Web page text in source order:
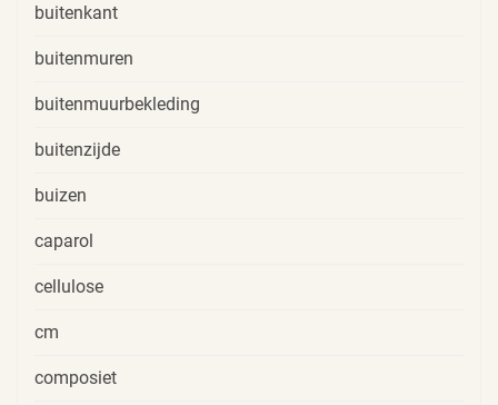
buitenkant
buitenmuren
buitenmuurbekleding
buitenzijde
buizen
caparol
cellulose
cm
composiet